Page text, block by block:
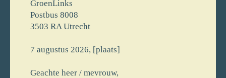
GroenLinks
Postbus 8008
3503 RA Utrecht
7 augustus 2026, [plaats]
Geachte heer / mevrouw,